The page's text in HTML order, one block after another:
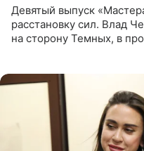
Девятый выпуск
расстановку сил. Влад
на сторону Темных, в